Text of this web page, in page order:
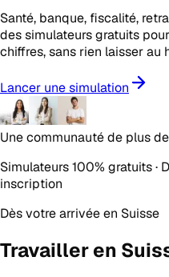
Santé, banque, fiscalité,
des simulateurs gratuits
chiffres, sans rien laisser au
Lancer une simulation
Une communauté de plus de
Simulateurs 100% gratuits ·
inscription
Dès votre arrivée en Suisse
Travailler en